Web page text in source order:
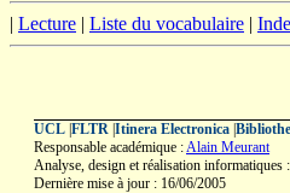
| Lecture | Liste du vocabulaire |
UCL FLTR Itinera Electronica
Responsable académique :Alain Meurant
Analyse, design et réalisation informatiques :
Dernière mise à jour : 16/06/2005